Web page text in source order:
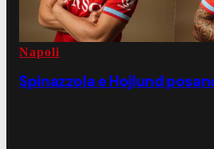
Napoli
Spinazzola e Hojlund